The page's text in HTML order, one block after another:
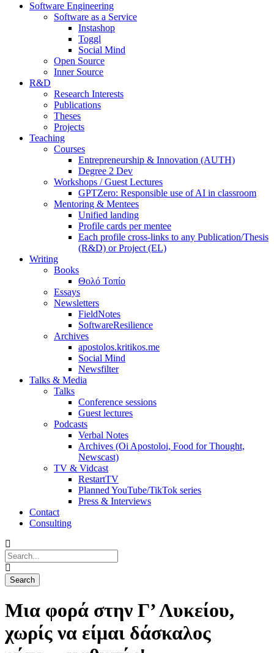
Software Engineering
Software as a Service
Instashop
Toggl
Social Mind
Open Source
Inner Source
R&D
Research Interests
Publications
Theses
Projects
Teaching
Courses
Entrepreneurship & Innovation (AUTH)
Degree 2 Dev
Workshops / Guest Lectures
GPTZero: Responsible use of AI in classroom
Mentoring & Mentees
Unified landing
Profile cards per mentee
Each profile cross-links to any Publication/Thesis
(R&D) or Project (EL)
Writing
Books
Θολό Τοπίο
Essays
Newsletters
FieldNotes
SoftwareResilience
Archives
apostolos.kritikos.me
Social Mind
Newsfilter
Talks & Media
Talks
Conference sessions
Guest lectures
Podcasts
Verbal Notes
Archives (Oi Apostoloi, Food for Thought,
Newscast)
TV & Vidcast
RestartTV
Planned YouTube/TikTok series
Press & Interviews
Contact
Consulting
Μια φορά στην Γ’ Λυκείου,
χωρίς να είμαι δάσκαλος